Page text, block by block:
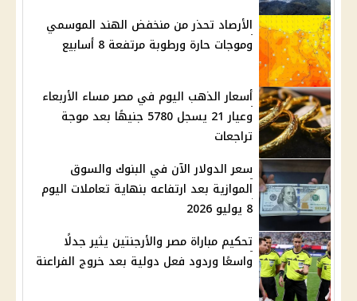
الأرصاد تحذر من منخفض الهند الموسمي
وموجات حارة ورطوبة مرتفعة 8 أسابيع
أسعار الذهب اليوم في مصر مساء الأربعاء
وعيار 21 يسجل 5780 جنيهًا بعد موجة
تراجعات
سعر الدولار الآن في البنوك والسوق
الموازية بعد ارتفاعه بنهاية تعاملات اليوم
8 يوليو 2026
تحكيم مباراة مصر والأرجنتين يثير جدلًا
واسعًا وردود فعل دولية بعد خروج الفراعنة